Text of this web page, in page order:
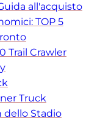
all'acquisto
TOP 5
Trail Crawler
Truck
dello Stadio